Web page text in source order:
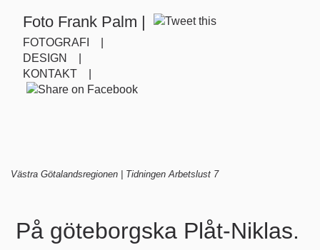
Foto Frank Palm |
FOTOGRAFI |
DESIGN |
KONTAKT |
Västra Götalandsregionen | Tidningen Arbetslust 7
På göteborgska Plåt-Niklas.